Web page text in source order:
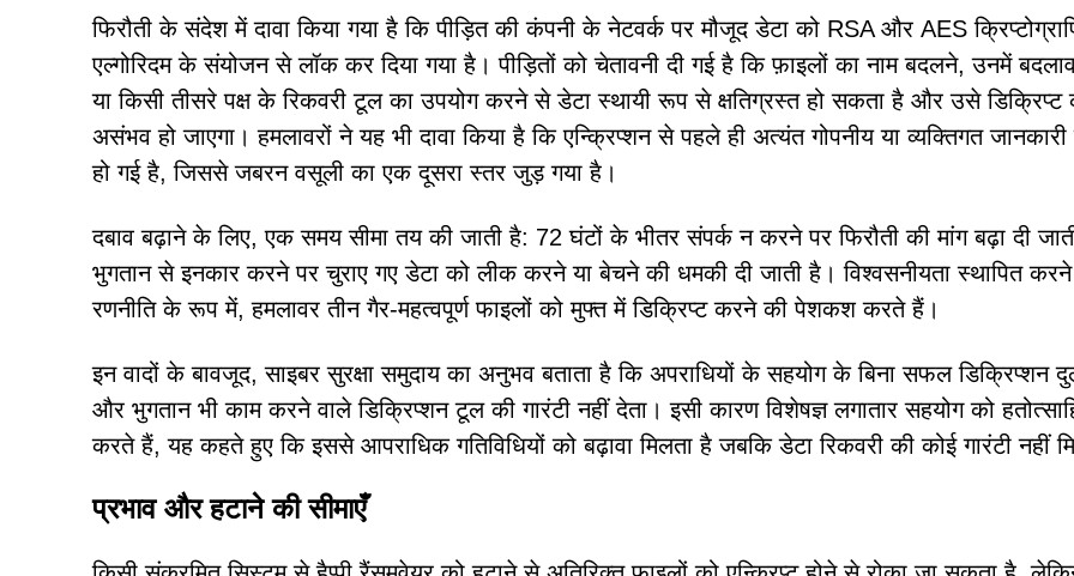
फिरौती के संदेश में दावा किया गया है कि पीड़ित की कंपनी के नेटवर्क पर मौजूद डेटा को RSA और AES
एल्गोरिदम के संयोजन से लॉक कर दिया गया है। पीड़ितों को चेतावनी दी गई है कि फ़ाइलों का नाम बदलने, उनमें
या किसी तीसरे पक्ष के रिकवरी टूल का उपयोग करने से डेटा स्थायी रूप से क्षतिग्रस्त हो सकता है और उसे डिक्रिप्ट
असंभव हो जाएगा। हमलावरों ने यह भी दावा किया है कि एन्क्रिप्शन से पहले ही अत्यंत गोपनीय या व्यक्तिगत
हो गई है, जिससे जबरन वसूली का एक दूसरा स्तर जुड़ गया है।
दबाव बढ़ाने के लिए, एक समय सीमा तय की जाती है: 72 घंटों के भीतर संपर्क न करने पर फिरौती की मांग बढ़ा दी
भुगतान से इनकार करने पर चुराए गए डेटा को लीक करने या बेचने की धमकी दी जाती है। विश्वसनीयता स्थापित
रणनीति के रूप में, हमलावर तीन गैर-महत्वपूर्ण फाइलों को मुफ्त में डिक्रिप्ट करने की पेशकश करते हैं।
इन वादों के बावजूद, साइबर सुरक्षा समुदाय का अनुभव बताता है कि अपराधियों के सहयोग के बिना सफल डिक्रिप्शन
और भुगतान भी काम करने वाले डिक्रिप्शन टूल की गारंटी नहीं देता। इसी कारण विशेषज्ञ लगातार सहयोग को
करते हैं, यह कहते हुए कि इससे आपराधिक गतिविधियों को बढ़ावा मिलता है जबकि डेटा रिकवरी की कोई गारंटी नहीं
प्रभाव और हटाने की सीमाएँ